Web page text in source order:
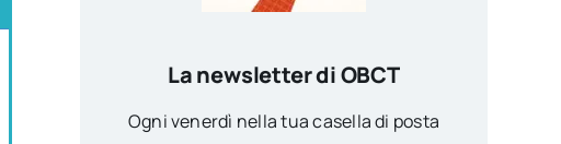
La newsletter di OBCT
Ogni venerdì nella tua casella di posta